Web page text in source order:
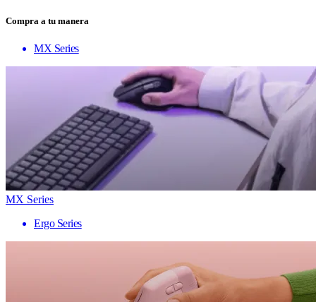
Compra a tu manera
MX Series
MX Series
Ergo Series